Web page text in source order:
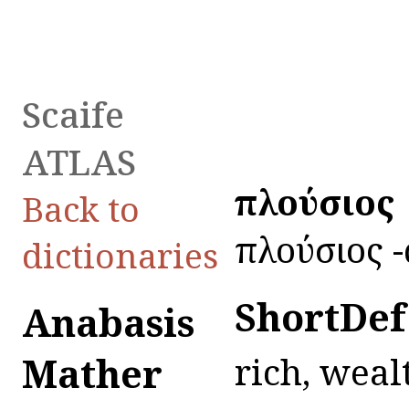
Scaife
ATLAS
Back to
dictionaries
Anabasis
Mather
πλούσιος
πλούσιος
ShortDef
rich,